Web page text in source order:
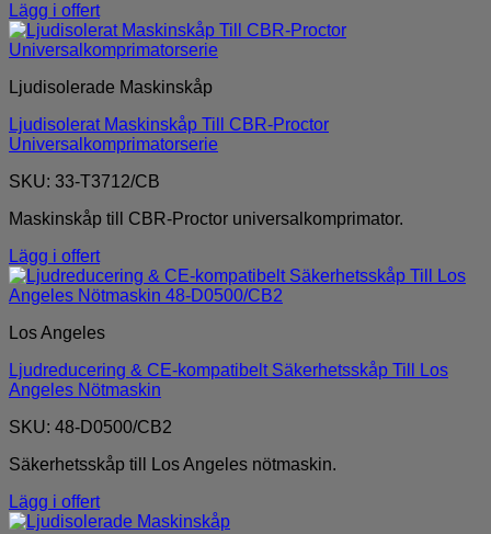
Lägg i offert
Ljudisolerade Maskinskåp
Ljudisolerat Maskinskåp Till CBR-Proctor
Universalkomprimatorserie
SKU: 33-T3712/CB
Maskinskåp till CBR-Proctor universalkomprimator.
Lägg i offert
Los Angeles
Ljudreducering & CE-kompatibelt Säkerhetsskåp Till Los
Angeles Nötmaskin
SKU: 48-D0500/CB2
Säkerhetsskåp till Los Angeles nötmaskin.
Lägg i offert